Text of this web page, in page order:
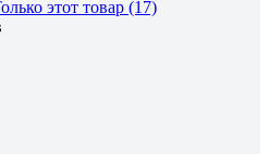
этот товар (17)